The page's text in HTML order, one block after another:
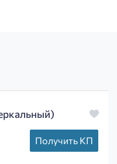
Получить КП